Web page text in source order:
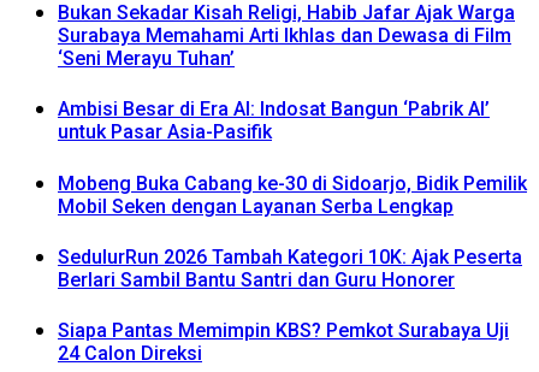
Bukan Sekadar Kisah Religi, Habib Jafar Ajak Warga
Surabaya Memahami Arti Ikhlas dan Dewasa di Film
‘Seni Merayu Tuhan’
Ambisi Besar di Era AI: Indosat Bangun ‘Pabrik AI’
untuk Pasar Asia-Pasifik
Mobeng Buka Cabang ke-30 di Sidoarjo, Bidik Pemilik
Mobil Seken dengan Layanan Serba Lengkap
SedulurRun 2026 Tambah Kategori 10K: Ajak Peserta
Berlari Sambil Bantu Santri dan Guru Honorer
Siapa Pantas Memimpin KBS? Pemkot Surabaya Uji
24 Calon Direksi